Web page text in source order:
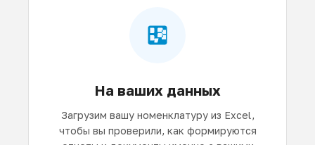
На ваших данных
Загрузим вашу номенклатуру из Excel,
чтобы вы проверили, как формируются